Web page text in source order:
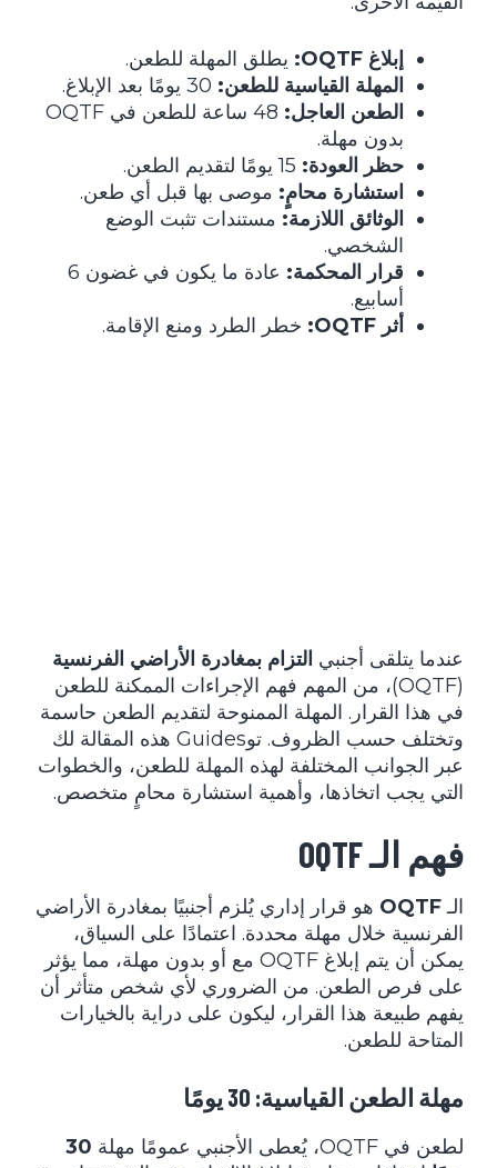
إبلاغ OQTF:
يطلق المهلة للطعن.
المهلة القياسية للطعن:
الطعن العاجل:
48 ساعة للطعن في OQTF
بدون مهلة.
حظر العودة:
استشارة محامٍ: موصى بها قبل أي طعن.
الوثائق اللازمة: مستندات تثبت الوضع
الشخصي.
قرار المحكمة:
عادة ما يكون في غضون 6
أسابيع.
أثر OQTF:
خطر الطرد ومنع الإقامة.
عندما يتلقى أجنبي التزام بمغادرة الأراضي الفرنسية
(OQTF)، من المهم فهم الإجراءات الممكنة للطعن
في هذا القرار. المهلة الممنوحة لتقديم الطعن حاسمة
وتختلف حسب الظروف. توGuides هذه المقالة لك
عبر الجوانب المختلفة لهذه المهلة للطعن، والخطوات
التي يجب اتخاذها، وأهمية استشارة محامٍ متخصص.
فهم الـ OQTF
الـOQTF هو قرار إداري يُلزم أجنبيًا بمغادرة الأراضي
الفرنسية خلال مهلة محددة. اعتمادًا على السياق،
يمكن أن يتم إبلاغ OQTF مع أو بدون مهلة، مما يؤثر
على فرص الطعن. من الضروري لأي شخص متأثر أن
يفهم طبيعة هذا القرار، ليكون على دراية بالخيارات
المتاحة للطعن.
مهلة الطعن القياسية: 30 يومًا
لطعن في OQTF، يُعطى الأجنبي عمومًا مهلة
30